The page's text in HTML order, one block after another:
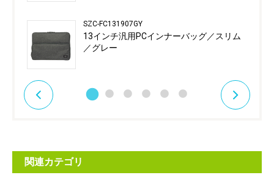
SZC-FC131907GY
13インチ汎用PCインナーバッグ／スリム
／グレー
関連カテゴリ